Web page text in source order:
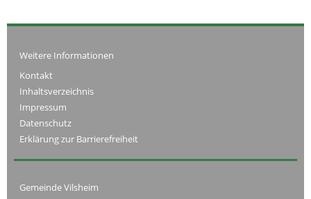
Weitere Informationen
Kontakt
Inhaltsverzeichnis
Impressum
Datenschutz
Erklärung zur Barrierefreiheit
Gemeinde Vilsheim